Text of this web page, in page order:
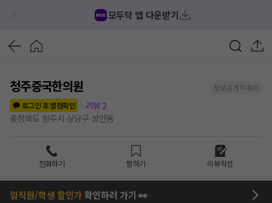
모두닥 앱 다운받기
청주중국한의원
정보공개 미동의
로그인 후 별점확인
리뷰 2
충청북도 청주시 상당구 성안동
전화하기 찜하기 리뷰작성
임직원/학생 할인가확인하러 가기 👀